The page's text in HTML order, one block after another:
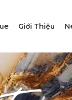
Giới Thiệu